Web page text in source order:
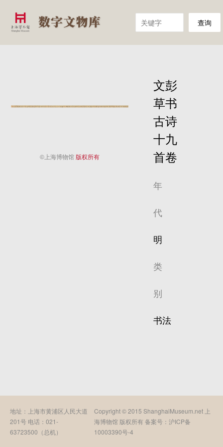
查询
©上海博物馆 版权所有
文彭
草书
古诗
十九
首卷
年
代
明
类
别
书法
地址：上海市黄浦区人民大道
201号 电话：021-
63723500（总机）
Copyright © 2015 ShanghaiMuseum.net 上
海博物馆 版权所有 备案号： 沪ICP备
10003390号-4